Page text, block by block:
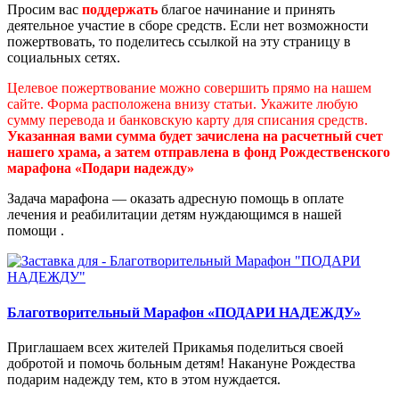
Просим вас поддержать благое начинание и принять
деятельное участие в сборе средств. Если нет возможности
пожертвовать, то поделитесь ссылкой на эту страницу в
социальных сетях.
Целевое пожертвование можно совершить прямо на нашем
сайте. Форма расположена внизу статьи. Укажите любую
сумму перевода и банковскую карту для списания средств.
Указанная вами сумма будет зачислена на расчетный счет
нашего храма, а затем отправлена в фонд Рождественского
марафона «Подари надежду»
Задача марафона — оказать адресную помощь в оплате
лечения и реабилитации детям нуждающимся в нашей
помощи .
Благотворительный Марафон «ПОДАРИ НАДЕЖДУ»
Приглашаем всех жителей Прикамья поделиться своей
добротой и помочь больным детям! Накануне Рождества
подарим надежду тем, кто в этом нуждается.